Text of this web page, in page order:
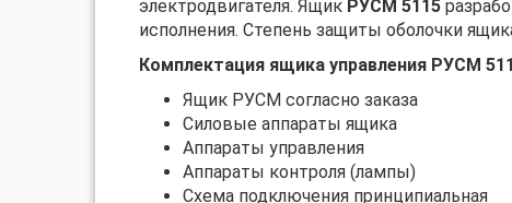
электродвигателя. Ящик РУСМ 5115
исполнения. Степень защиты оболочки
Комплектация ящика управления РУСМ
Ящик РУСМ согласно заказа
Силовые аппараты ящика
Аппараты управления
Аппараты контроля (лампы)
Схема подключения принципиальная